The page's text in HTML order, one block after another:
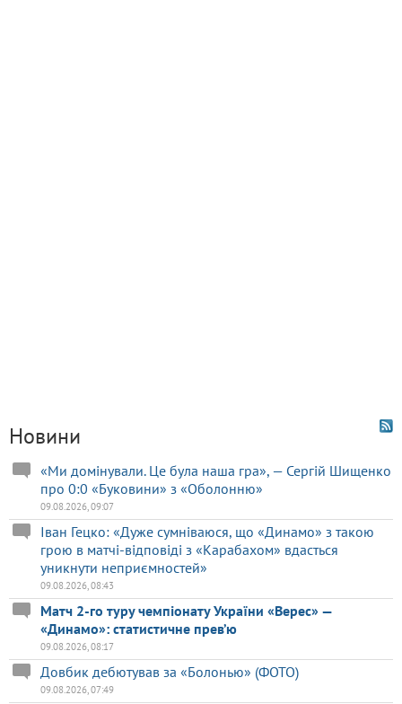
Новини
«Ми домінували. Це була наша гра», — Сергій Шищенко
про 0:0 «Буковини» з «Оболонню»
09.08.2026, 09:07
Іван Гецко: «Дуже сумніваюся, що «Динамо» з такою
грою в матчі-відповіді з «Карабахом» вдасться
уникнути неприємностей»
09.08.2026, 08:43
Матч 2-го туру чемпіонату України «Верес» —
«Динамо»: статистичне прев’ю
09.08.2026, 08:17
Довбик дебютував за «Болонью» (ФОТО)
09.08.2026, 07:49